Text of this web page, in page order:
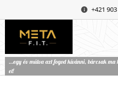
+421
...egy év múlva azt fogod kívánni, bárcsak ma
el!